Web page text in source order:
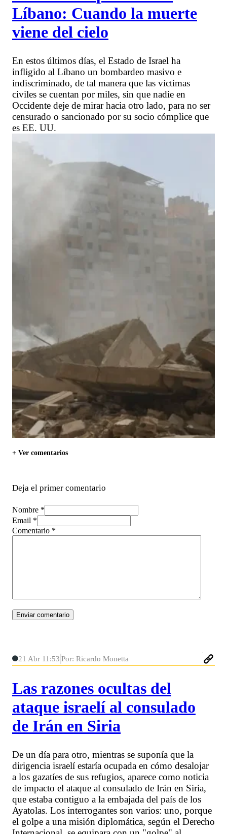
Líbano: Cuando la muerte
viene del cielo
En estos últimos días, el Estado de Israel ha
infligido al Líbano un bombardeo masivo e
indiscriminado, de tal manera que las víctimas
civiles se cuentan por miles, sin que nadie en
Occidente deje de mirar hacia otro lado, para no ser
censurado o sancionado por su socio cómplice que
es EE. UU.
+ Ver comentarios
Deja el primer comentario
Nombre *
Email *
Comentario *
21 Abr 11:53 Por: Ricardo Monetta
Las razones ocultas del
ataque israelí al consulado
de Irán en Siria
De un día para otro, mientras se suponía que la
dirigencia israelí estaría ocupada en cómo desalojar
a los gazatíes de sus refugios, aparece como noticia
de impacto el ataque al consulado de Irán en Siria,
que estaba contiguo a la embajada del país de los
Ayatolas. Los interrogantes son varios: uno, porque
el golpe a una misión diplomática, según el Derecho